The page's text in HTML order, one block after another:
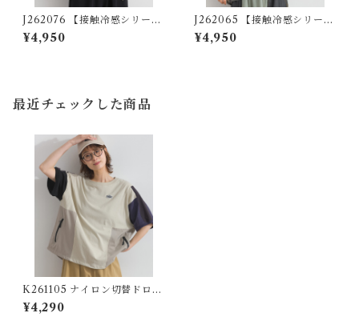
J262076 【接触冷感シリー
ズ】リメイク風ドルマンハー
フZIPプリントプルオーバー /
¥4,950
J262065 【接触冷感シリー
ズ】異素材切替リメイク風プ
ルオーバー / Cool-Touch Mi
¥4,950
最近チェックした商品
K261105 ナイロン切替ドロス
トプルオーバー / Nylon Pane
l Drawstring Pullover
¥4,290